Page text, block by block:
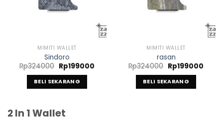
MIMITI WALLET
Sindoro
Rp324000 Harga
aslinya
adalah:
Rp324000.
Rp199000Harga
BELI SEKARANG
MIMITI WALLET
rasan
Rp324000 Harga
aslinya
adalah:
Rp324000.
Rp199000Harga
BELI SEKARANG
2 In 1 Wallet